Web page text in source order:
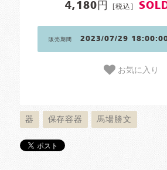
4,180円 [税込]
販売期間 2023/07/29
お気に入り
器 保存容器 馬場勝文